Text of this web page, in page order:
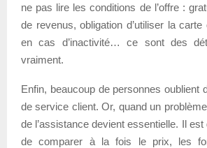
ne pas lire les conditions de l’offre :
de revenus, obligation d’utiliser la
en cas d’inactivité… ce sont des
vraiment.
Enfin, beaucoup de personnes oublient
de service client. Or, quand un
de l’assistance devient essentielle. Il
de comparer à la fois le prix, les